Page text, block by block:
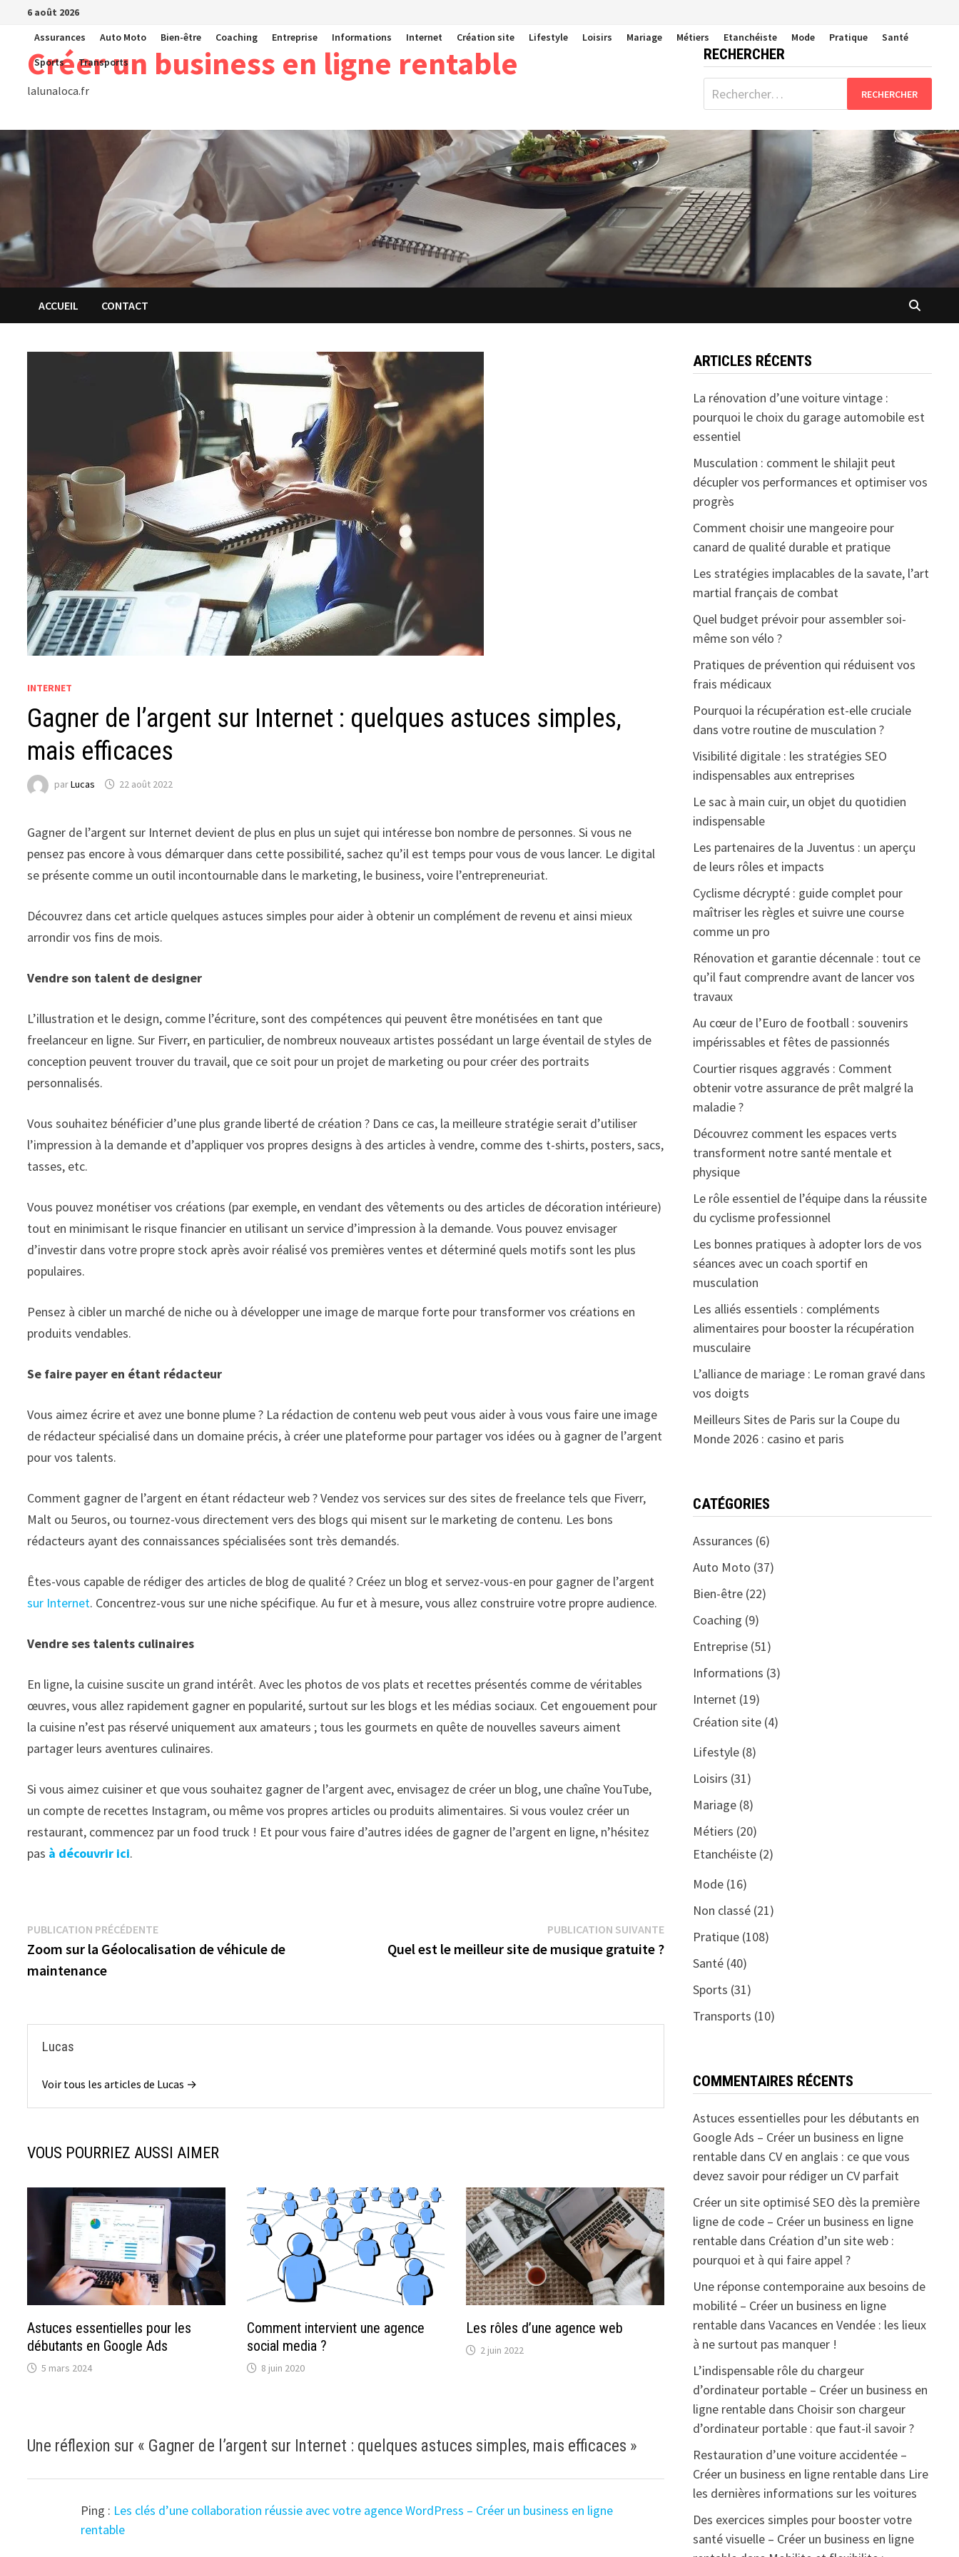
Passer6 août 2026
Assurances
Auto Moto Bien-être Coaching Entreprise Informations Internet Création site Lifestyle Loisirs Mariage Métiers Etanchéiste Mode Pratique
Santé
Sports
Transports
Créer un business en ligne rentable
lalunaloca.fr
RECHERCHER
Rechercher :
ACCUEIL CONTACT
INTERNET
Gagner de l’argent sur Internet : quelques astuces simples,
mais efficaces
parLucas 22 août 2022
Gagner de l’argent sur Internet devient de plus en plus un sujet qui intéresse bon nombre de personnes. Si vous ne
pensez pas encore à vous démarquer dans cette possibilité, sachez qu’il est temps pour vous de vous lancer. Le digital
se présente comme un outil incontournable dans le marketing, le business, voire l’entrepreneuriat.
Découvrez dans cet article quelques astuces simples pour aider à obtenir un complément de revenu et ainsi mieux
arrondir vos fins de mois.
Vendre son talent de designer
L’illustration et le design, comme l’écriture, sont des compétences qui peuvent être monétisées en tant que
freelanceur en ligne. Sur Fiverr, en particulier, de nombreux nouveaux artistes possédant un large éventail de styles de
conception peuvent trouver du travail, que ce soit pour un projet de marketing ou pour créer des portraits
personnalisés.
Vous souhaitez bénéficier d’une plus grande liberté de création ? Dans ce cas, la meilleure stratégie serait d’utiliser
l’impression à la demande et d’appliquer vos propres designs à des articles à vendre, comme des t-shirts, posters, sacs,
tasses, etc.
Vous pouvez monétiser vos créations (par exemple, en vendant des vêtements ou des articles de décoration intérieure)
tout en minimisant le risque financier en utilisant un service d’impression à la demande. Vous pouvez envisager
d’investir dans votre propre stock après avoir réalisé vos premières ventes et déterminé quels motifs sont les plus
populaires.
Pensez à cibler un marché de niche ou à développer une image de marque forte pour transformer vos créations en
produits vendables.
Se faire payer en étant rédacteur
Vous aimez écrire et avez une bonne plume ? La rédaction de contenu web peut vous aider à vous vous faire une image
de rédacteur spécialisé dans un domaine précis, à créer une plateforme pour partager vos idées ou à gagner de l’argent
pour vos talents.
Comment gagner de l’argent en étant rédacteur web ? Vendez vos services sur des sites de freelance tels que Fiverr,
Malt ou 5euros, ou tournez-vous directement vers des blogs qui misent sur le marketing de contenu. Les bons
rédacteurs ayant des connaissances spécialisées sont très demandés.
Êtes-vous capable de rédiger des articles de blog de qualité ? Créez un blog et servez-vous-en pour gagner de l’argent
sur Internet. Concentrez-vous sur une niche spécifique. Au fur et à mesure, vous allez construire votre propre audience.
Vendre ses talents culinaires
En ligne, la cuisine suscite un grand intérêt. Avec les photos de vos plats et recettes présentés comme de véritables
œuvres, vous allez rapidement gagner en popularité, surtout sur les blogs et les médias sociaux. Cet engouement pour
la cuisine n’est pas réservé uniquement aux amateurs ; tous les gourmets en quête de nouvelles saveurs aiment
partager leurs aventures culinaires.
Si vous aimez cuisiner et que vous souhaitez gagner de l’argent avec, envisagez de créer un blog, une chaîne YouTube,
un compte de recettes Instagram, ou même vos propres articles ou produits alimentaires. Si vous voulez créer un
restaurant, commencez par un food truck ! Et pour vous faire d’autres idées de gagner de l’argent en ligne, n’hésitez
pas à découvrir ici.
Navigation
de
PUBLICATION PRÉCÉDENTEPublication
précédente :
Zoom sur la Géolocalisation de véhicule de
maintenance
PUBLICATION SUIVANTEPublication
suivante :
Quel est le meilleur site de musique gratuite ?
Lucas
Voir tous les articles de Lucas →
VOUS POURRIEZ AUSSI AIMER
Astuces essentielles pour les
débutants en Google Ads
5 mars 2024
Comment intervient une agence
social media ?
8 juin 2020
Les rôles d’une agence web
2 juin 2022
Une réflexion sur « Gagner de l’argent sur Internet : quelques astuces simples, mais efficaces »
Ping : Les clés d’une collaboration réussie avec votre agence WordPress – Créer un business en ligne
rentable
ARTICLES RÉCENTS
La rénovation d’une voiture vintage :
pourquoi le choix du garage automobile est
essentiel
Musculation : comment le shilajit peut
décupler vos performances et optimiser vos
progrès
Comment choisir une mangeoire pour
canard de qualité durable et pratique
Les stratégies implacables de la savate, l’art
martial français de combat
Quel budget prévoir pour assembler soi-
même son vélo ?
Pratiques de prévention qui réduisent vos
frais médicaux
Pourquoi la récupération est-elle cruciale
dans votre routine de musculation ?
Visibilité digitale : les stratégies SEO
indispensables aux entreprises
Le sac à main cuir, un objet du quotidien
indispensable
Les partenaires de la Juventus : un aperçu
de leurs rôles et impacts
Cyclisme décrypté : guide complet pour
maîtriser les règles et suivre une course
comme un pro
Rénovation et garantie décennale : tout ce
qu’il faut comprendre avant de lancer vos
travaux
Au cœur de l’Euro de football : souvenirs
impérissables et fêtes de passionnés
Courtier risques aggravés : Comment
obtenir votre assurance de prêt malgré la
maladie ?
Découvrez comment les espaces verts
transforment notre santé mentale et
physique
Le rôle essentiel de l’équipe dans la réussite
du cyclisme professionnel
Les bonnes pratiques à adopter lors de vos
séances avec un coach sportif en
musculation
Les alliés essentiels : compléments
alimentaires pour booster la récupération
musculaire
L’alliance de mariage : Le roman gravé dans
vos doigts
Meilleurs Sites de Paris sur la Coupe du
Monde 2026 : casino et paris
CATÉGORIES
Assurances (6)
Auto Moto (37)
Bien-être(22)
Coaching (9)
Entreprise(51)
Informations (3)
Internet(19)
Création site(4)
Lifestyle(8)
Loisirs (31)
Mariage(8)
Métiers (20)
Etanchéiste(2)
Mode(16)
Non classé(21)
Pratique(108)
Santé(40)
Sports (31)
Transports (10)
COMMENTAIRES RÉCENTS
Astuces essentielles pour les débutants en
Google Ads – Créer un business en ligne
rentabledans CV en anglais : ce que vous
devez savoir pour rédiger un CV parfait
Créer un site optimisé SEO dès la première
ligne de code – Créer un business en ligne
rentabledans Création d’un site web :
pourquoi et à qui faire appel ?
Une réponse contemporaine aux besoins de
mobilité – Créer un business en ligne
rentabledans Vacances en Vendée : les lieux
à ne surtout pas manquer !
L’indispensable rôle du chargeur
d’ordinateur portable – Créer un business en
ligne rentabledans Choisir son chargeur
d’ordinateur portable : que faut-il savoir ?
Restauration d’une voiture accidentée –
Créer un business en ligne rentabledans Lire
les dernières informations sur les voitures
Des exercices simples pour booster votre
santé visuelle – Créer un business en ligne